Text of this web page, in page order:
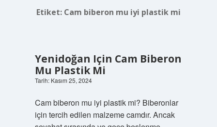
Etiket: Cam biberon mu iyi plastik mi
Yenidoğan Için Cam Biberon
Mu Plastik Mi
Tarih: Kasım 25, 2024
Cam biberon mu iyi plastik mi? Biberonlar
için tercih edilen malzeme camdır. Ancak